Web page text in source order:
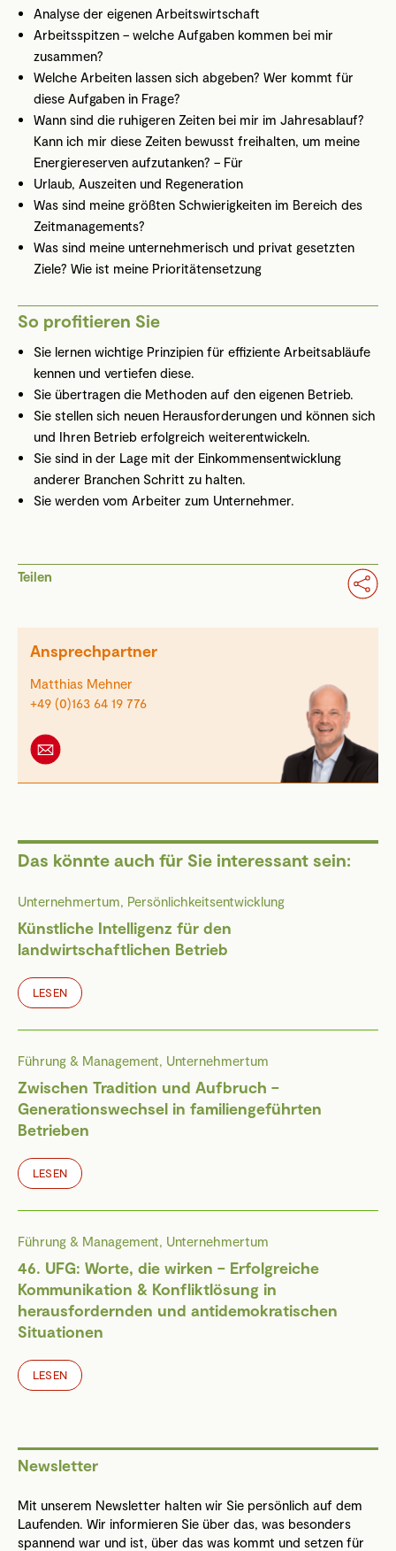
Analyse der eigenen Arbeitswirtschaft
Arbeitsspitzen – welche Aufgaben kommen bei mir
zusammen?
Welche Arbeiten lassen sich abgeben? Wer kommt für
diese Aufgaben in Frage?
Wann sind die ruhigeren Zeiten bei mir im Jahresablauf?
Kann ich mir diese Zeiten bewusst freihalten, um meine
Energiereserven aufzutanken? – Für
Urlaub, Auszeiten und Regeneration
Was sind meine größten Schwierigkeiten im Bereich des
Zeitmanagements?
Was sind meine unternehmerisch und privat gesetzten
Ziele? Wie ist meine Prioritätensetzung
So profitieren Sie
Sie lernen wichtige Prinzipien für effiziente Arbeitsabläufe
kennen und vertiefen diese.
Sie übertragen die Methoden auf den eigenen Betrieb.
Sie stellen sich neuen Herausforderungen und können sich
und Ihren Betrieb erfolgreich weiterentwickeln.
Sie sind in der Lage mit der Einkommensentwicklung
anderer Branchen Schritt zu halten.
Sie werden vom Arbeiter zum Unternehmer.
Teilen
Ansprechpartner
Matthias Mehner
+49 (0)163 64 19 776
Das könnte auch für Sie interessant sein:
Unternehmertum, Persönlichkeitsentwicklung
Künstliche Intelligenz für den
landwirtschaftlichen Betrieb
LESEN
Führung & Management, Unternehmertum
Zwischen Tradition und Aufbruch –
Generationswechsel in familiengeführten
Betrieben
LESEN
Führung & Management, Unternehmertum
46. UFG: Worte, die wirken – Erfolgreiche
Kommunikation & Konfliktlösung in
herausfordernden und antidemokratischen
Situationen
LESEN
Newsletter
Mit unserem Newsletter halten wir Sie persönlich auf dem
Laufenden. Wir informieren Sie über das, was besonders
spannend war und ist, über das was kommt und setzen für